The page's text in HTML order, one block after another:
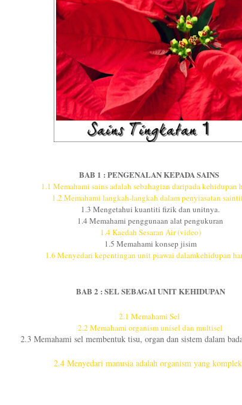
BAB 1 : PENGENALAN KEPADA SAINS
1.1 Memahami sains adalah sebahagian daripadakehidupan
1.2 Memahami langkah-langkah dalam penyiasatan
1.3 Mengetahui kuantiti fizik dan unitnya.
1.4 Memahami penggunaan alat pengukuran
1.4 Kaedah Sesaran Air (video)
1.5 Memahami konsep jisim
1.6 Menyedari kepentingan unit piawai dalamkehidupan
BAB 2 : SEL SEBAGAI UNIT KEHIDUPAN
2.1 Memahami Sel
2.2 Memahami organism unisel dan multisel
2.3 Memahami sel membentuk tisu, organ dan sistem dalam
2.4 Menyedari manusia adalah organism yang